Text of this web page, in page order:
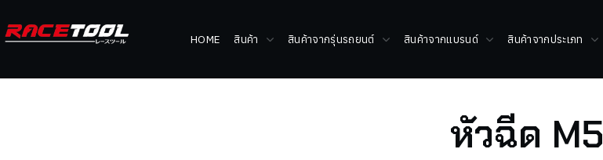
HOME สินค้า สินค้าจากรุ่นรถยนต์ สินค้าจากแบรนด์ สินค้าจากประเภท
หัวฉีด M5